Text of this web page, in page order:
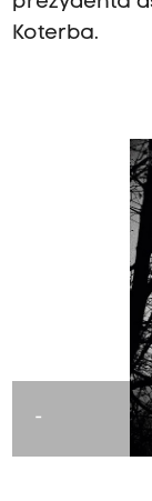
Koterba.
-